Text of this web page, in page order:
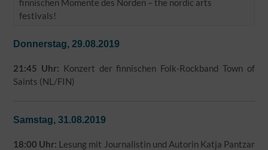
finnischen Momente des Norden – the nordic arts
festivals!
Donnerstag, 29.08.2019
21:45 Uhr: Konzert der finnischen Folk-Rockband Town of
Saints (NL/FIN)
Samstag, 31.08.2019
18:00 Uhr: Lesung mit Journalistin und Autorin Katja Pantzar